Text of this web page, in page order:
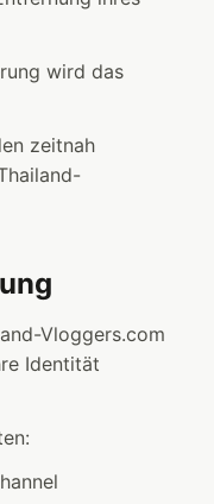
wird das
zeitnah
Vloggers.com
Identität